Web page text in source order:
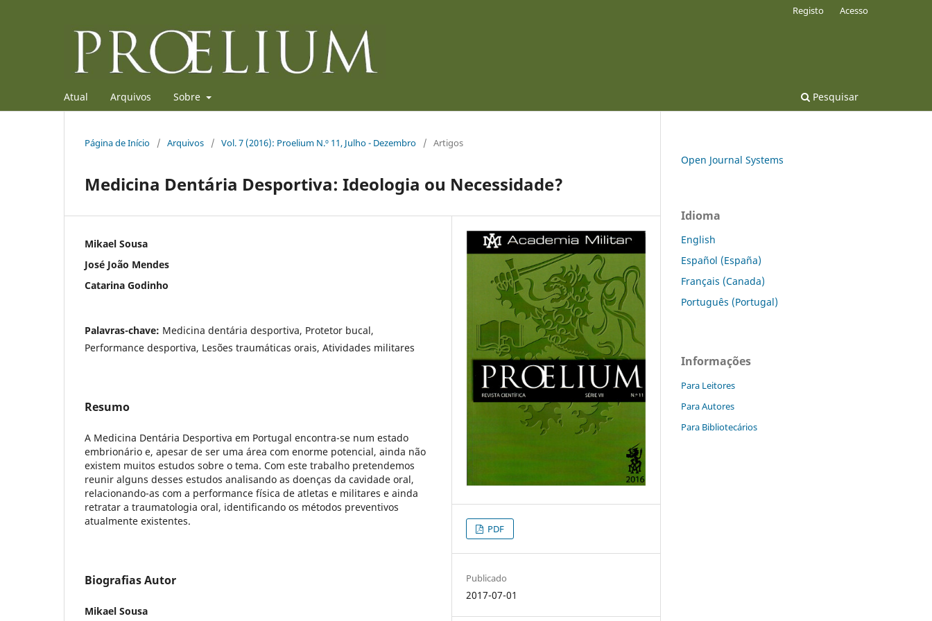
Atual Arquivos Sobre Pesquisar
Registo Acesso
Página de Início / Arquivos / Vol. 7 (2016): Proelium N.º 11, Julho - Dezembro / Artigos
Medicina Dentária Desportiva: Ideologia ou Necessidade?
Mikael Sousa
José João Mendes
Catarina Godinho
Palavras-chave: Medicina dentária desportiva, Protetor bucal,
Performance desportiva, Lesões traumáticas orais, Atividades militares
Resumo
A Medicina Dentária Desportiva em Portugal encontra-se num estado
embrionário e, apesar de ser uma área com enorme potencial, ainda não
existem muitos estudos sobre o tema. Com este trabalho pretendemos
reunir alguns desses estudos analisando as doenças da cavidade oral,
relacionando-as com a performance física de atletas e militares e ainda
retratar a traumatologia oral, identificando os métodos preventivos
atualmente existentes.
Biografias Autor
Mikael Sousa
PDF
Publicado
2017-07-01
Open Journal Systems
Idioma
English
Español (España)
Français (Canada)
Português (Portugal)
Informações
Para Leitores
Para Autores
Para Bibliotecários